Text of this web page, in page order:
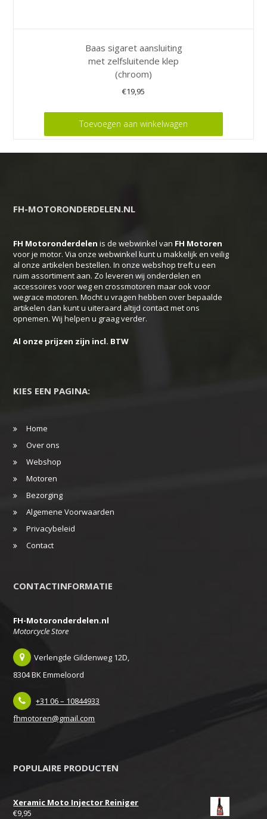
Baas sigaret aansluiting
met zelfsluitende klep
(chroom)
€19,95
Toevoegen aan winkelwagen
FH-MOTORONDERDELEN.NL
FH Motoronderdelen is de webwinkel van FH Motoren
voor je motor. Via onze webwinkel kunt u makkelijk en veilig
al onze artikelen bestellen. In onze webshop treft u een
ruim assortiment aan. Zo leveren wij onderdelen en
accessoires voor weg en crossmotoren maar ook voor
wegrace motoren. Mocht u vragen hebben over bepaalde
artikelen dan kunt u uiteraard altijd contact met ons
opnemen. Wij helpen u graag verder.
Al onze prijzen zijn incl. BTW
KIES EEN PAGINA:
Home
Over ons
Webshop
Motoren
Bezorging
Algemene Voorwaarden
Privacybeleid
Contact
CONTACTINFORMATIE
FH-Motoronderdelen.nl
Motorcycle Store
Verlengde Gildenweg 12D,
8304 BK Emmeloord
+31 06 – 10844933
fhmotoren@gmail.com
POPULAIRE PRODUCTEN
Xeramic Moto Injector Reiniger
€9,95